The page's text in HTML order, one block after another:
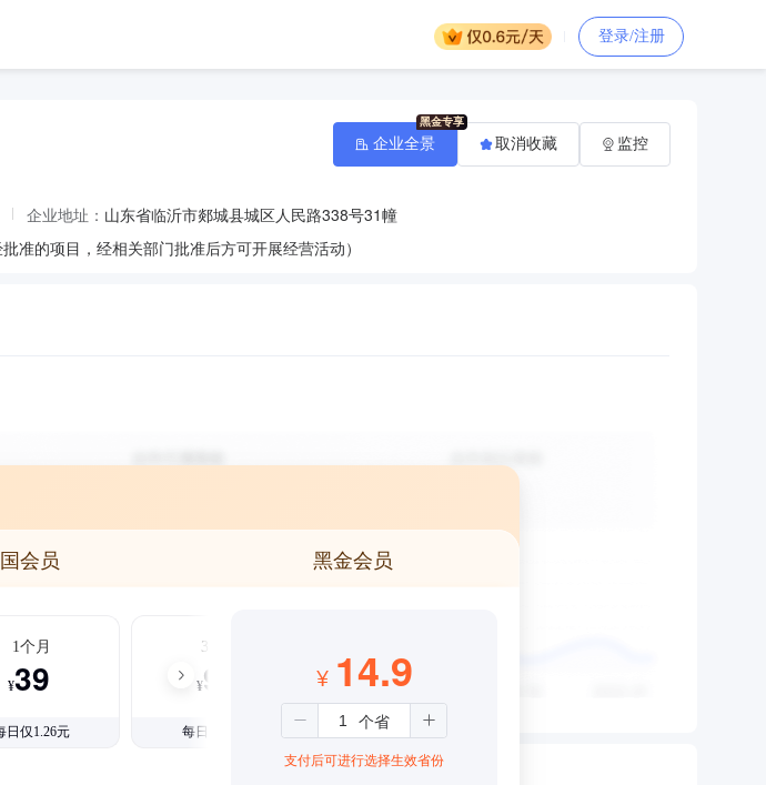
登录/注册
企业地址： 山东省临沂市郯城县城区人民路338号31幢
准的项目，经相关部门批准后方可开展经营活动）
企业全景 取消收藏 监控
会员 黑金会员
1个月
¥39
日仅1.26元
3个月
¥99
每日仅1.08元
¥ 14.9
支付后可进行选择生效省份